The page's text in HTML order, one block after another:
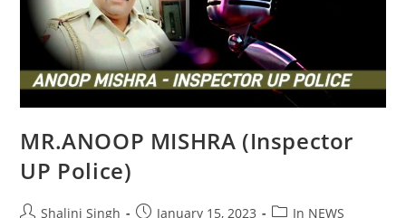
MR.ANOOP MISHRA (Inspector
UP Police)
PostShalini Singh
PostJanuary 15, 2023
PostIn NEWS